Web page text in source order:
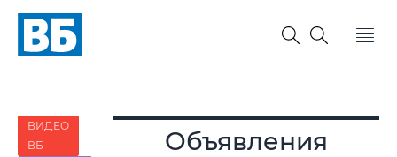
ВИДЕО
ВБ
Объявления